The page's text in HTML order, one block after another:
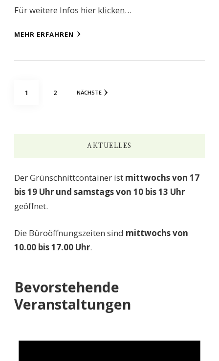
Für weitere Infos hier klicken…
MEHR ERFAHREN
Seitennummerierung
SEITE
1 SEITE
2 NÄCHSTE
AKTUELLES
Der Grünschnittcontainer ist mittwochs von 17
bis 19 Uhr und samstags von 10 bis 13 Uhr
geöffnet.
Die Büroöffnungszeiten sind mittwochs von
10.00 bis 17.00 Uhr.
Bevorstehende
Veranstaltungen